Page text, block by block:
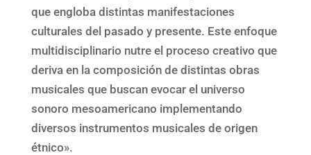
que engloba distintas manifestaciones
culturales del pasado y presente. Este enfoque
multidisciplinario nutre el proceso creativo que
deriva en la composición de distintas obras
musicales que buscan evocar el universo
sonoro mesoamericano implementando
diversos instrumentos musicales de origen
étnico».